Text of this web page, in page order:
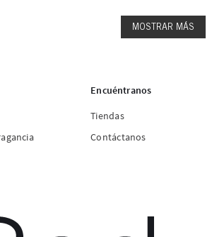
MOSTRAR MÁS
Encuéntranos
Tiendas
Contáctanos